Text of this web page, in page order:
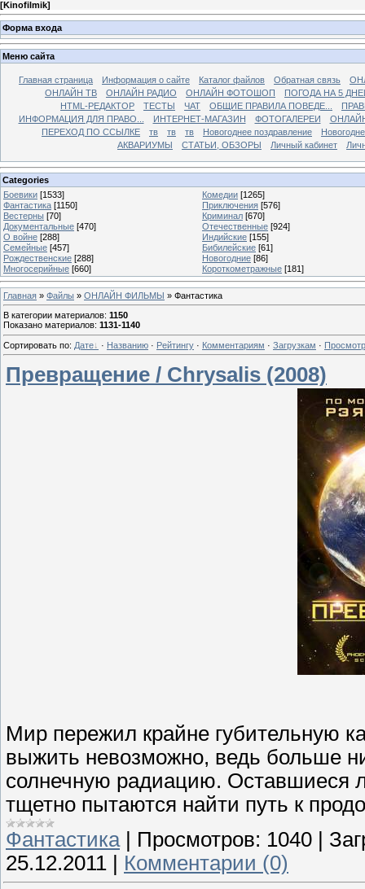
[Kinofilmik]
Форма входа
Меню сайта
Главная страница Информация о сайте Каталог файлов Обратная связь
ОНЛАЙН ТВ
ОНЛАЙН РАДИО ОНЛАЙН ФОТОШОП
ПОГОДА НА 5
HTML-РЕДАКТОР
ТЕСТЫ ЧАТ ОБЩИЕ ПРАВИЛА ПОВЕДЕ...
ИНФОРМАЦИЯ ДЛЯ ПРАВО...
ИНТЕРНЕТ-МАГАЗИН ФОТОГАЛЕРЕИ
ПЕРЕХОД ПО ССЫЛКЕ
тв тв тв Новогоднее поздравление
АКВАРИУМЫ
СТАТЬИ, ОБЗОРЫ Личный кабинет
Categories
Боевики [1533] Комедии [1265]
Фантастика [1150] Приключения [576]
Вестерны [70] Криминал [670]
Документальные [470] Отечественные [924]
О войне [288] Индийские [155]
Семейные [457] Бибилейские [61]
Рождественские [288] Новогодние [86]
Многосерийные [660] Короткометражные [181]
Главная » Файлы » ОНЛАЙН ФИЛЬМЫ » Фантастика
В категории материалов: 1150
Показано материалов: 1131-1140
Сортировать по: Дате · Названию · Рейтингу · Комментариям · Загрузкам ·
Превращение / Chrysalis (2008)
Мир пережил крайне губительную
выжить невозможно, ведь больше
солнечную радиацию. Оставшиеся
тщетно пытаются найти путь к
Фантастика | Просмотров: 1040 |
25.12.2011 | Комментарии (0)